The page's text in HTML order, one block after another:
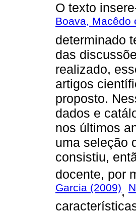
O texto
Boava, Macêdo
determinado
das
realizado,
artigos
proposto.
dados e
nos últimos
uma seleção
consistiu,
docente, por
Garcia (2009),